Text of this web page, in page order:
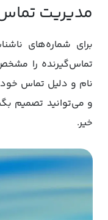
مدیریت
برای شماره‌های
تماس‌گیرنده را
نام و دلیل تماس خود
و می‌توانید تصمیم
خیر.